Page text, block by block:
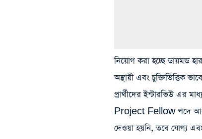
নিয়োগ করা হচ্ছে ডায়মন্ড
অস্থায়ী এবং চুক্তিভিত্তিক
প্রার্থীদের ইন্টারভিউ এর
Project Fellow পদে
দেওয়া হয়নি, তবে যোগ্য